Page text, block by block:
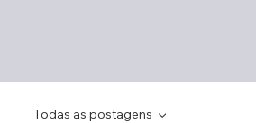
Todas as postagens